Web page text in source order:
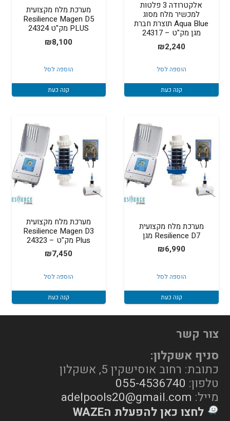
אלקטרודה 3 פלטות
למכשיר מלח מסוג
Aqua Blue תוצרת חברת
מגן מק"ט – 24317
₪2,240
הוספה לסל
קנה כעת
מערכת מלח מקצועית
Resilience Magen D5
PLUS מק"ט 24324
₪8,100
הוספה לסל
קנה כעת
מערכת מלח מקצועית
Resilience D7 מגן
₪6,990
הוספה לסל
קנה כעת
מערכת מלח מקצועית
Resilience Magen D3
Plus מק"ט – 24323
₪7,450
הוספה לסל
קנה כעת
צור קשר
סניף אשקלון:
כתובת: רחוב אוסישקין 5, אשקלון
טלפון: 055-4536740
מייל: adelpools20@gmail.com
לחצו כאן להפעלת הWAZE